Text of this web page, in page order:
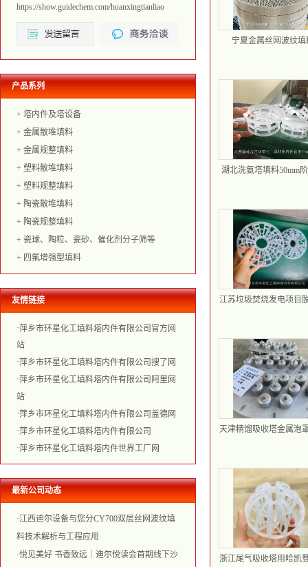
https://show.guidechem.com/huanxingtianliao
产品系列
+ 塔内件及塔设备
+ 金属散堆填料
+ 金属规整填料
+ 塑料散堆填料
+ 塑料规整填料
+ 陶瓷散堆填料
+ 陶瓷规整填料
+ 瓷球、陶粒、瓷砂、催化剂分子筛等
+ 四氟增强型填料
友情链接
·萍乡市环星化工填料塔内件有限公司官方网
站
·萍乡市环星化工填料塔内件有限公司搜了网
·萍乡市环星化工填料塔内件有限公司阿里网
站
·萍乡市环星化工填料塔内件有限公司盖德网
·萍乡市环星化工填料塔内件有限公司
·萍乡市环星化工填料塔内件世界工厂网
最新公司动态
·江西迪尔设备与您分CY700双层丝网波纹填
料技术解析与工程应用
·悦见美好 书香致远｜迪尔悦读会首期线下沙
宁夏金属丝网波纹填
湖北洗氨塔填料50mm
江苏垃圾焚烧发电项目
天津精馏吸收塔金属泡
浙江尾气吸收塔用哈凯